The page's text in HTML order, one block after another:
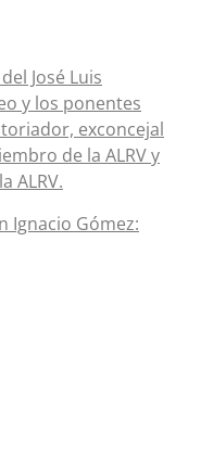
José Luis
y los ponentes
exconcejal
de la ALRV y
ALRV.
Ignacio Gómez: